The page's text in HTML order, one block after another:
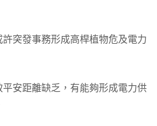
許突發事務形成高桿植物危及電力
平安距離缺乏，有能夠形成電力供